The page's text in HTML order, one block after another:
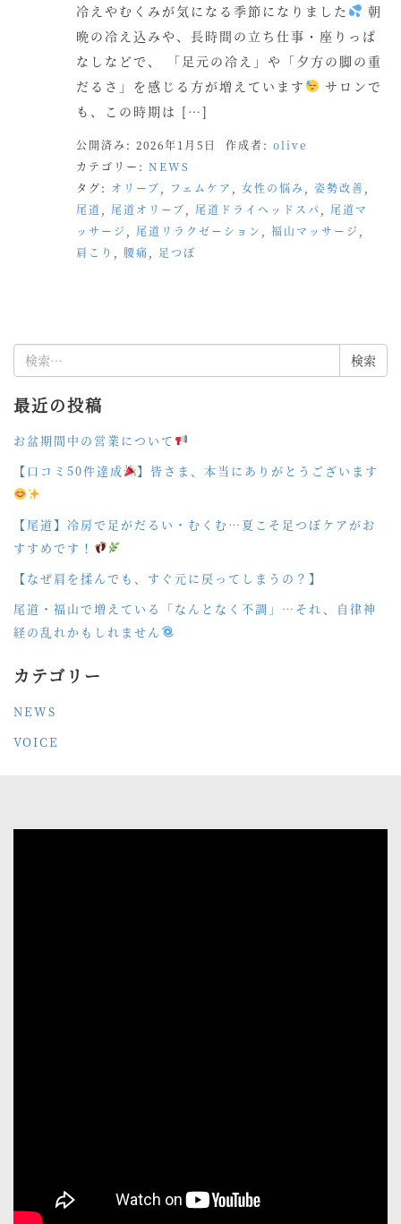
冷えやむくみが気になる季節になりました
朝
晩の冷え込みや、長時間の立ち仕事・座りっぱ
なしなどで、 「足元の冷え」や「夕方の脚の重
だるさ」を感じる方が増えています
サロンで
も、この時期は […]
公開済み: 2026年1月5日 作成者: olive
カテゴリー: NEWS
タグ: オリーブ フェムケア 女性の悩み 姿勢改善
尾道
尾道オリーブ 尾道ドライヘッドスパ
尾道マ
ッサージ
尾道リラクゼーション 福山マッサージ
肩こり
腰痛 足つぼ
索:
最近の投稿
お盆期間中の営業について
【口コミ50件達成
】皆さま、本当にありがとうございます
【尾道】冷房で足がだるい・むくむ…夏こそ足つぼケアがお
すすめです！
【なぜ肩を揉んでも、すぐ元に戻ってしまうの？】
尾道・福山で増えている「なんとなく不調」…それ、自律神
経の乱れかもしれません
カテゴリー
NEWS
VOICE